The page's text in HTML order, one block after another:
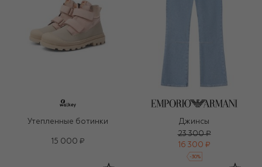
Утепленные ботинки
15 000 ₽
Джинсы
23 300 ₽
16 300 ₽
-30%